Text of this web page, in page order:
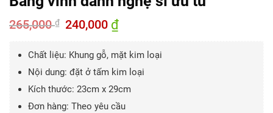
265,000₫
Giá
gốc
265,000 ₫.
240,000 ₫Giá
240,000 ₫.
Chất liệu: Khung gỗ, mặt kim loại
Nội dung: đặt ở tấm kim loại
Kích thước: 23cm x 29cm
Đơn hàng: Theo yêu cầu